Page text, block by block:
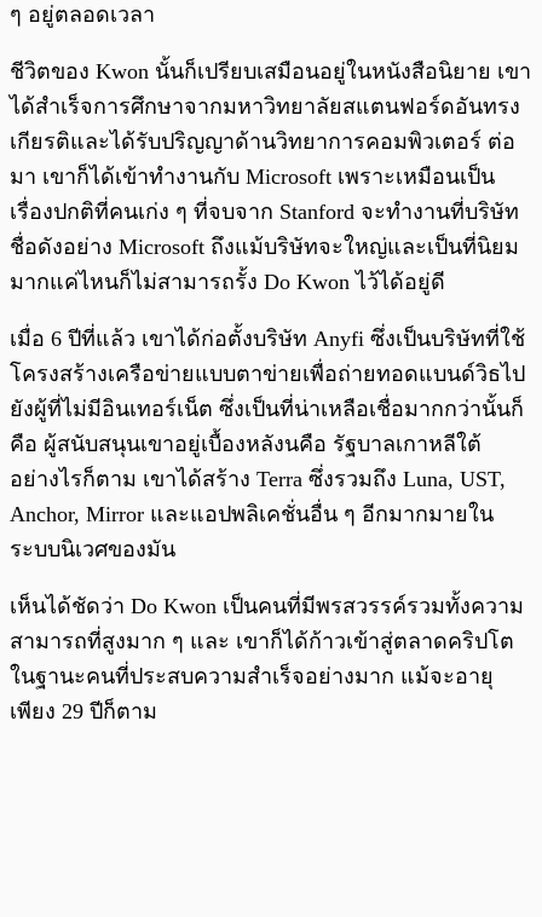
ๆ อยู่ตลอดเวลา
ชีวิตของ Kwon นั้นก็เปรียบเสมือนอยู่ในหนังสือนิยาย เขา
ได้สำเร็จการศึกษาจากมหาวิทยาลัยสแตนฟอร์ดอันทรง
เกียรติและได้รับปริญญาด้านวิทยาการคอมพิวเตอร์ ต่อ
มา เขาก็ได้เข้าทำงานกับ Microsoft เพราะเหมือนเป็น
เรื่องปกติที่คนเก่ง ๆ ที่จบจาก Stanford จะทำงานที่บริษัท
ชื่อดังอย่าง Microsoft ถึงแม้บริษัทจะใหญ่และเป็นที่นิยม
มากแค่ไหนก็ไม่สามารถรั้ง Do Kwon ไว้ได้อยู่ดี
เมื่อ 6 ปีที่แล้ว เขาได้ก่อตั้งบริษัท Anyfi ซึ่งเป็นบริษัทที่ใช้
โครงสร้างเครือข่ายแบบตาข่ายเพื่อถ่ายทอดแบนด์วิธไป
ยังผู้ที่ไม่มีอินเทอร์เน็ต ซึ่งเป็นที่น่าเหลือเชื่อมากกว่านั้นก็
คือ ผู้สนับสนุนเขาอยู่เบื้องหลังนคือ รัฐบาลเกาหลีใต้
อย่างไรก็ตาม เขาได้สร้าง Terra ซึ่งรวมถึง Luna, UST,
Anchor, Mirror และแอปพลิเคชั่นอื่น ๆ อีกมากมายใน
ระบบนิเวศของมัน
เห็นได้ชัดว่า Do Kwon เป็นคนที่มีพรสวรรค์รวมทั้งความ
สามารถที่สูงมาก ๆ และ เขาก็ได้ก้าวเข้าสู่ตลาดคริปโต
ในฐานะคนที่ประสบความสำเร็จอย่างมาก แม้จะอายุ
เพียง 29 ปีก็ตาม